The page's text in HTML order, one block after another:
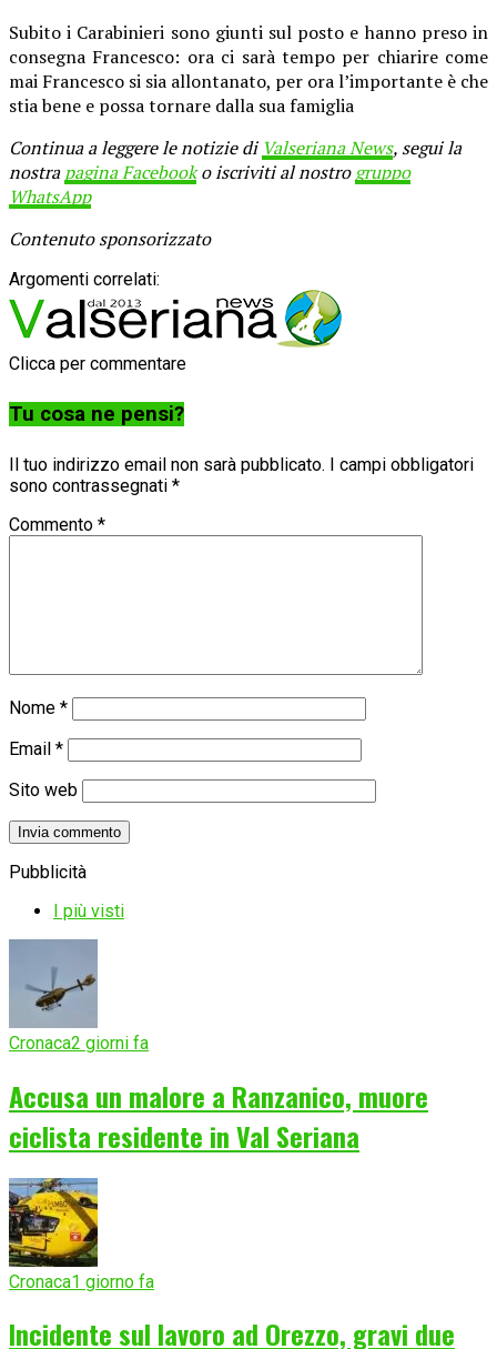
Subito i Carabinieri sono giunti sul posto e hanno preso in
consegna Francesco: ora ci sarà tempo per chiarire come
mai Francesco si sia allontanato, per ora l’importante è che
stia bene e possa tornare dalla sua famiglia
Continua a leggere le notizie di Valseriana News, segui la
nostrapagina Facebooko iscriviti al nostrogruppo
WhatsApp
Contenuto sponsorizzato
Argomenti correlati:
Clicca per commentare
Tu cosa ne pensi?
Il tuo indirizzo email non sarà pubblicato. I campi obbligatori
sono contrassegnati *
Commento *
Nome *
Email *
Sito web
Pubblicità
I più visti
Cronaca2 giorni fa
Accusa un malore a Ranzanico, muore
ciclista residente in Val Seriana
Cronaca1 giorno fa
Incidente sul lavoro ad Orezzo, gravi due